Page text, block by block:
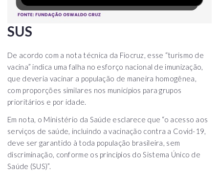
SUS
De acordo com a nota técnica da Fiocruz, esse “turismo de
vacina” indica uma falha no esforço nacional de imunização,
que deveria vacinar a população de maneira homogênea,
com proporções similares nos municípios para grupos
prioritários e por idade.
Em nota, o Ministério da Saúde esclarece que “o acesso aos
serviços de saúde, incluindo a vacinação contra a Covid-19,
deve ser garantido à toda população brasileira, sem
discriminação, conforme os princípios do Sistema Único de
Saúde (SUS)”.